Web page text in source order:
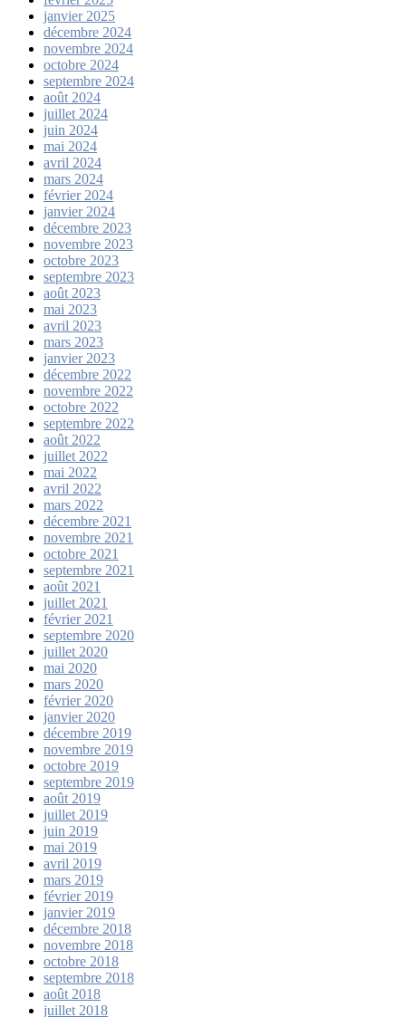
janvier 2025
décembre 2024
novembre 2024
octobre 2024
septembre 2024
août 2024
juillet 2024
juin 2024
mai 2024
avril 2024
mars 2024
février 2024
janvier 2024
décembre 2023
novembre 2023
octobre 2023
septembre 2023
août 2023
mai 2023
avril 2023
mars 2023
janvier 2023
décembre 2022
novembre 2022
octobre 2022
septembre 2022
août 2022
juillet 2022
mai 2022
avril 2022
mars 2022
décembre 2021
novembre 2021
octobre 2021
septembre 2021
août 2021
juillet 2021
février 2021
septembre 2020
juillet 2020
mai 2020
mars 2020
février 2020
janvier 2020
décembre 2019
novembre 2019
octobre 2019
septembre 2019
août 2019
juillet 2019
juin 2019
mai 2019
avril 2019
mars 2019
février 2019
janvier 2019
décembre 2018
novembre 2018
octobre 2018
septembre 2018
août 2018
juillet 2018